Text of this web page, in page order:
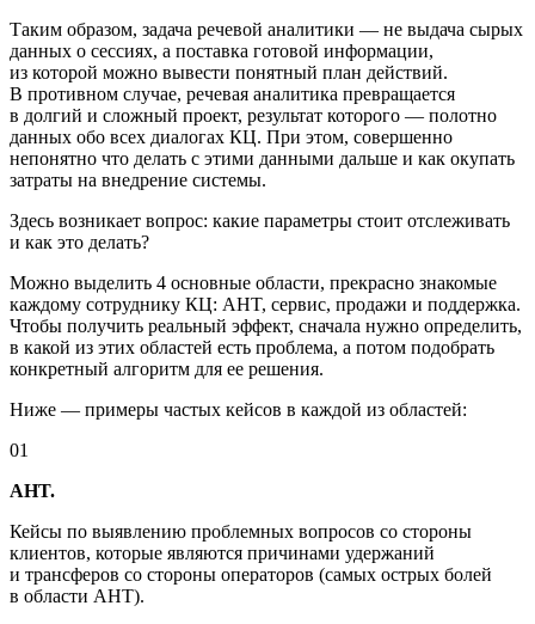
Таким образом, задача речевой аналитики — не выдача сырых
данных о сессиях, а поставка готовой информации,
из которой можно вывести понятный план действий.
В противном случае, речевая аналитика превращается
в долгий и сложный проект, результат которого — полотно
данных обо всех диалогах КЦ. При этом, совершенно
непонятно что делать с этими данными дальше и как окупать
затраты на внедрение системы.
Здесь возникает вопрос: какие параметры стоит отслеживать
и как это делать?
Можно выделить 4 основные области, прекрасно знакомые
каждому сотруднику КЦ: AHT, сервис, продажи и поддержка.
Чтобы получить реальный эффект, сначала нужно определить,
в какой из этих областей есть проблема, а потом подобрать
конкретный алгоритм для ее решения.
Ниже — примеры частых кейсов в каждой из областей:
01
AHT.
Кейсы по выявлению проблемных вопросов со стороны
клиентов, которые являются причинами удержаний
и трансферов со стороны операторов (самых острых болей
в области AHT).